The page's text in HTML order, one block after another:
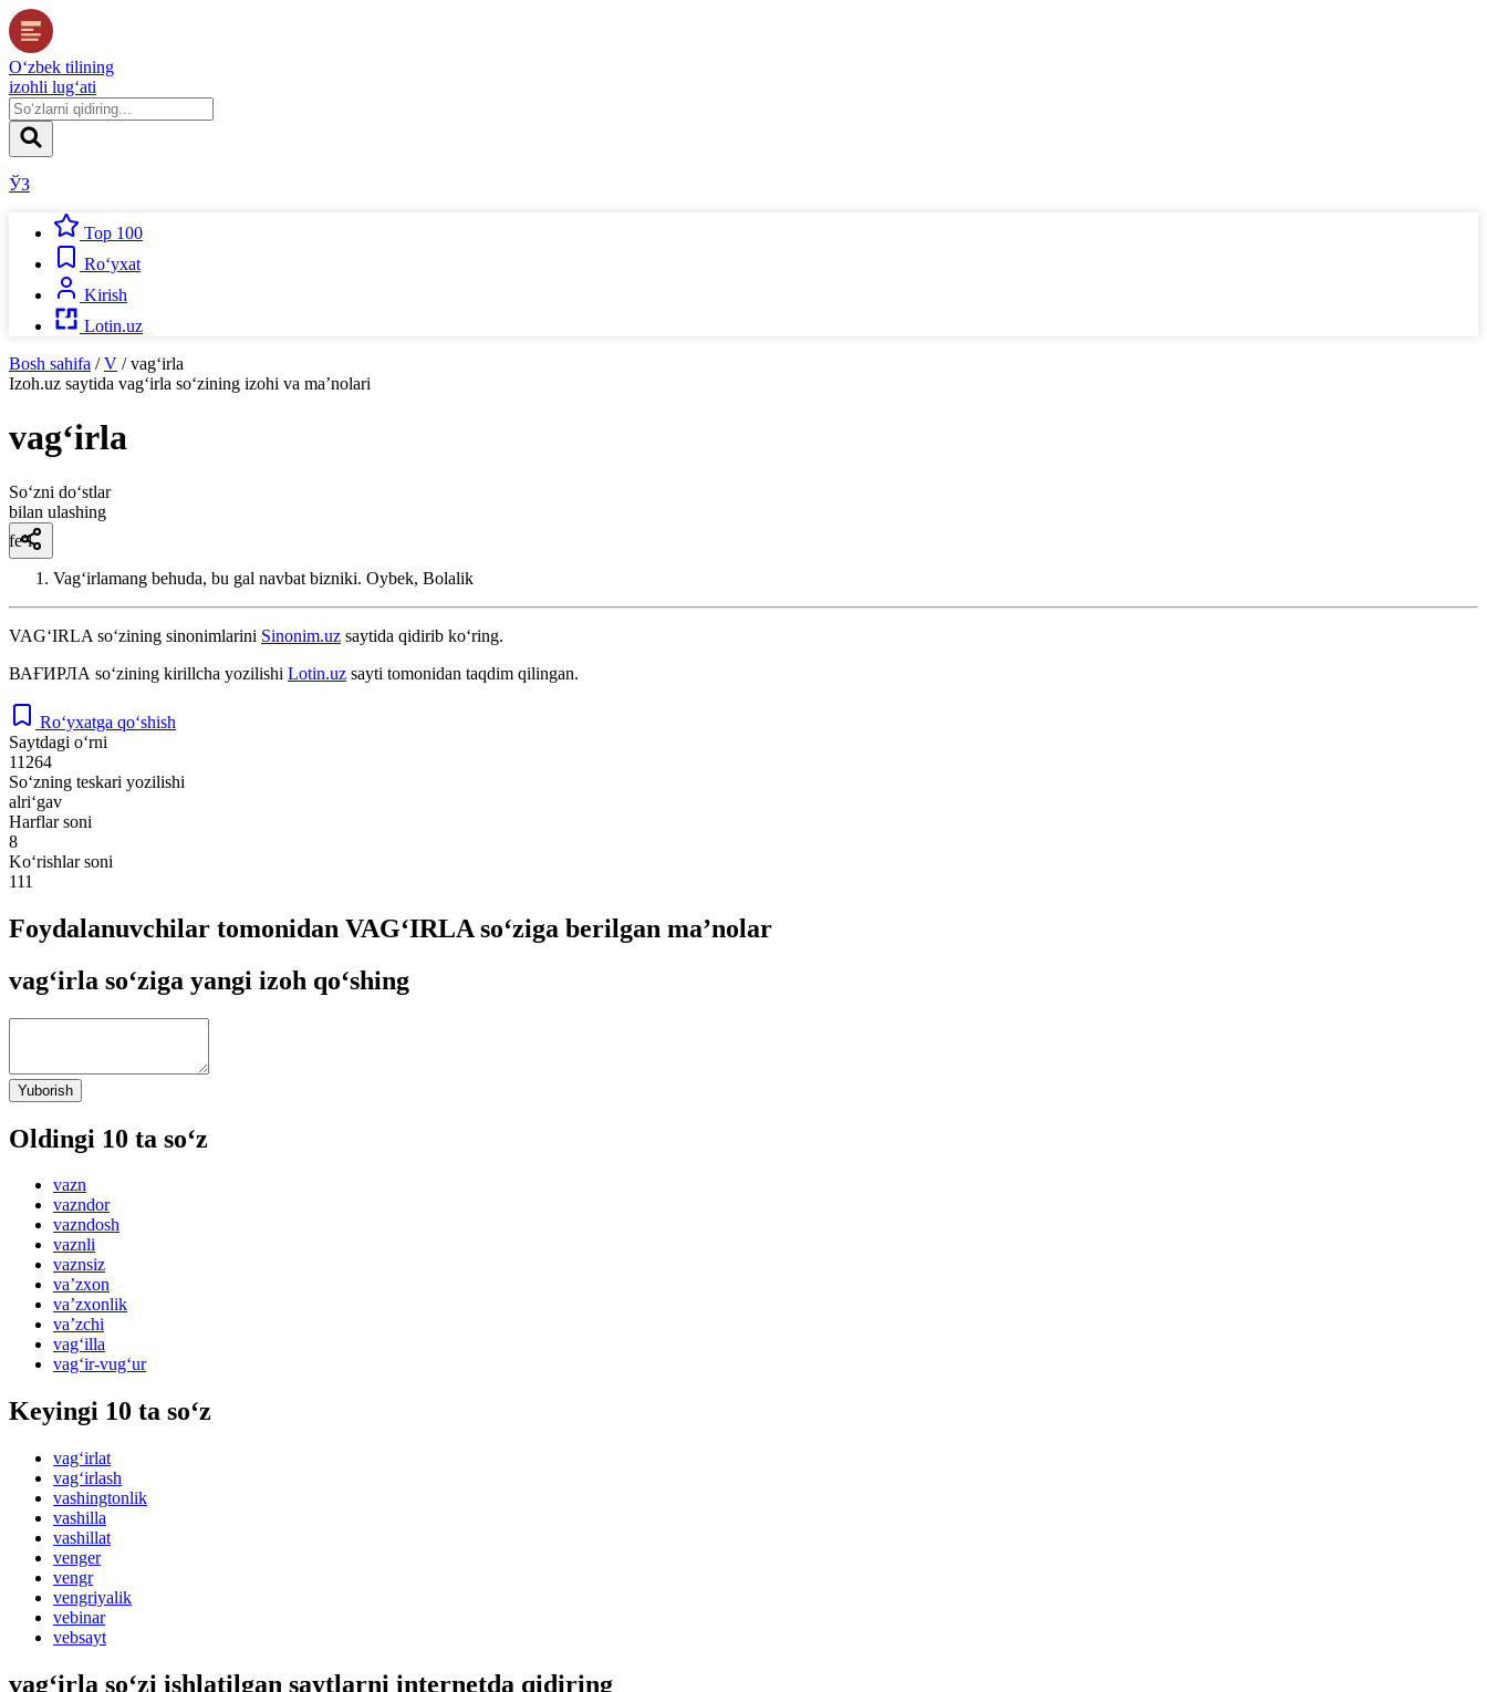
O‘zbek tilining
izohli lug‘ati
ЎЗ
Top 100
Ro‘yxat
Kirish
Lotin.uz
Bosh sahifa / V / vag‘irla
Izoh.uz saytida vag‘irla so‘zining izohi va ma’nolari
vag‘irla
So‘zni do‘stlar
bilan ulashing
fe’l
Vagʻirlamang behuda, bu gal navbat bizniki. Oybek, Bolalik
VAG‘IRLA so‘zining sinonimlarini Sinonim.uz saytida qidirib ko‘ring.
ВАҒИРЛА so‘zining kirillcha yozilishi Lotin.uz sayti tomonidan taqdim qilingan.
Ro‘yxatga qo‘shish
Saytdagi o‘rni
11264
So‘zning teskari yozilishi
alri‘gav
Harflar soni
8
Ko‘rishlar soni
111
Foydalanuvchilar tomonidan VAG‘IRLA so‘ziga berilgan ma’nolar
vag‘irla so‘ziga yangi izoh qo‘shing
Yuborish
Oldingi 10 ta so‘z
vazn
vazndor
vazndosh
vaznli
vaznsiz
vaʼzxon
vaʼzxonlik
vaʼzchi
vag‘illa
vag‘ir-vug‘ur
Keyingi 10 ta so‘z
vag‘irlat
vag‘irlash
vashingtonlik
vashilla
vashillat
venger
vengr
vengriyalik
vebinar
vebsayt
vag‘irla so‘zi ishlatilgan saytlarni internetda qidiring